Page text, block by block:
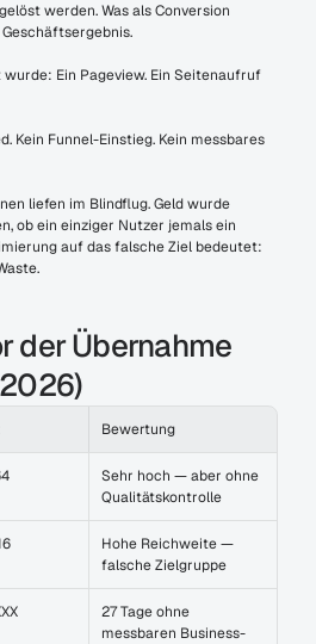
werden. Was als Conversion
wurde: Ein Pageview. Ein Seitenaufruf
Kein Funnel-Einstieg. Kein messbares
liefen im Blindflug. Geld wurde
ob ein einziger Nutzer jemals ein
auf das falsche Ziel bedeutet:
der Übernahme
Bewertung
Sehr hoch — aber ohne
Qualitätskontrolle
Hohe Reichweite —
falsche Zielgruppe
27 Tage ohne
messbaren Business-